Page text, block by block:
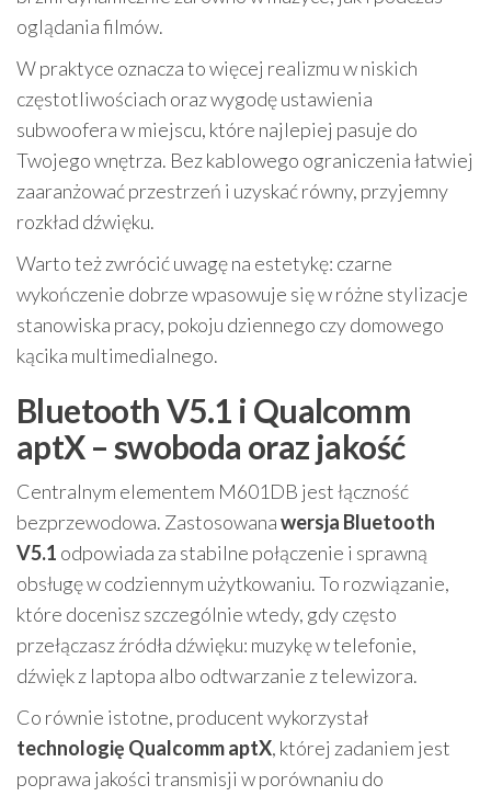
oglądania filmów.
W praktyce oznacza to więcej realizmu w niskich
częstotliwościach oraz wygodę ustawienia
subwoofera w miejscu, które najlepiej pasuje do
Twojego wnętrza. Bez kablowego ograniczenia łatwiej
zaaranżować przestrzeń i uzyskać równy, przyjemny
rozkład dźwięku.
Warto też zwrócić uwagę na estetykę: czarne
wykończenie dobrze wpasowuje się w różne stylizacje
stanowiska pracy, pokoju dziennego czy domowego
kącika multimedialnego.
Bluetooth V5.1 i Qualcomm
aptX – swoboda oraz jakość
Centralnym elementem M601DB jest łączność
bezprzewodowa. Zastosowanawersja Bluetooth
V5.1 odpowiada za stabilne połączenie i sprawną
obsługę w codziennym użytkowaniu. To rozwiązanie,
które docenisz szczególnie wtedy, gdy często
przełączasz źródła dźwięku: muzykę w telefonie,
dźwięk z laptopa albo odtwarzanie z telewizora.
Co równie istotne, producent wykorzystał
technologię Qualcomm aptX, której zadaniem jest
poprawa jakości transmisji w porównaniu do